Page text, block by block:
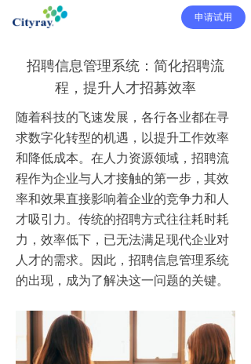
申请试用
招聘信息管理系统：简化招聘流
程，提升人才招募效率
随着科技的飞速发展，各行各业都在寻
求数字化转型的机遇，以提升工作效率
和降低成本。在人力资源领域，招聘流
程作为企业与人才接触的第一步，其效
率和效果直接影响着企业的竞争力和人
才吸引力。传统的招聘方式往往耗时耗
力，效率低下，已无法满足现代企业对
人才的需求。因此，招聘信息管理系统
的出现，成为了解决这一问题的关键。